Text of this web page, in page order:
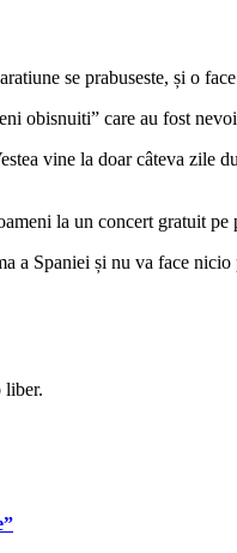
se prabuseste, și o
obisnuiti” care au fost
vine la doar câteva
la un concert gratuit pe
a Spaniei și nu va face
liber.